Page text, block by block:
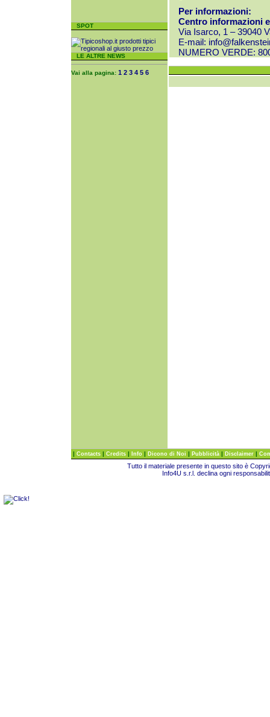
SPOT
LE ALTRE NEWS
Vai alla pagina: 1 2 3 4 5 6
Per informazioni:
Centro informazioni
Via Isarco, 1 – 39040
E-mail:
NUMERO VERDE:
| Contacts | Credits | Info | Dicono di Noi | Pubblicità | Disclaimer |
Tutto il materiale presente in questo sito è
Info4U s.r.l. declina ogni